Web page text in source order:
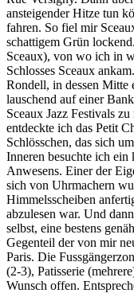
ansteigender Hitze tun
fahren. So fiel mir
schattigem Grün
Sceaux), von wo ich in
Schlosses Sceaux
Rondell, in dessen Mitte
lauschend auf einer
Sceaux Jazz Festivals
entdeckte ich das Petit
Schlösschen, das sich
Inneren besuchte ich ein
Anwesens. Einer der
sich von Uhrmachern
Himmelsscheiben
abzulesen war. Und
selbst, eine bestens
Gegenteil der von mir
Paris. Die
(2-3), Patisserie
Wunsch offen.